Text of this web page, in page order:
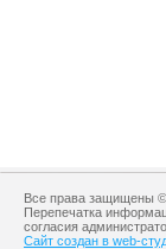
Все права защищены
Перепечатка
согласия
Сайт создан в web-